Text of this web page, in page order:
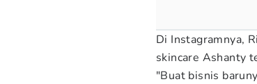
Di Instagramnya,
skincare Ashanty
"Buat bisnis